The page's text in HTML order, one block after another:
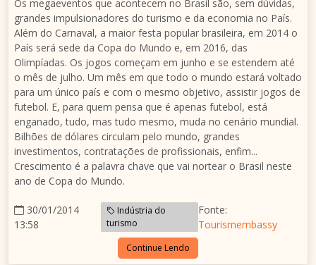
Os megaeventos que acontecem no Brasil são, sem dúvidas,
grandes impulsionadores do turismo e da economia no País.
Além do Carnaval, a maior festa popular brasileira, em 2014 o
País será sede da Copa do Mundo e, em 2016, das
Olimpíadas. Os jogos começam em junho e se estendem até
o mês de julho. Um mês em que todo o mundo estará voltado
para um único país e com o mesmo objetivo, assistir jogos de
futebol. E, para quem pensa que é apenas futebol, está
enganado, tudo, mas tudo mesmo, muda no cenário mundial.
Bilhões de dólares circulam pelo mundo, grandes
investimentos, contratações de profissionais, enfim...
Crescimento é a palavra chave que vai nortear o Brasil neste
ano de Copa do Mundo.
30/01/2014
13:58
Indústria do
turismo
Fonte:
Tourismembassy
Continue Lendo